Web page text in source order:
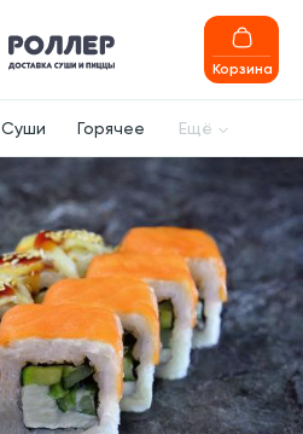
Корзина
Суши Горячее Ещё